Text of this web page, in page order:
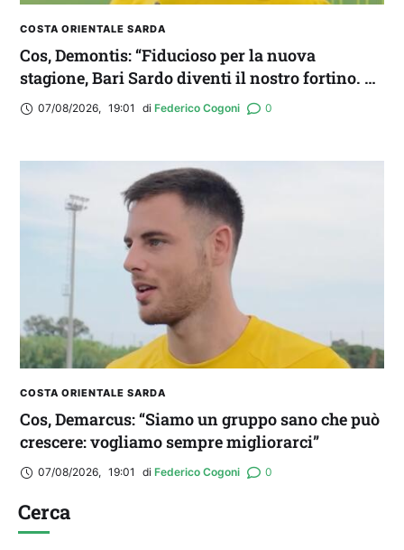
COSTA ORIENTALE SARDA
Cos, Demontis: “Fiducioso per la nuova
stagione, Bari Sardo diventi il nostro fortino. E
occhio all’Ossese”
07/08/2026, 19:01 di Federico Cogoni 0
COSTA ORIENTALE SARDA
Cos, Demarcus: “Siamo un gruppo sano che può
crescere: vogliamo sempre migliorarci”
07/08/2026, 19:01 di Federico Cogoni 0
Cerca